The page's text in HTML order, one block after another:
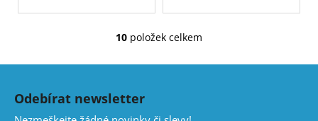
O
10 položek celkem
Z
Odebírat newsletter